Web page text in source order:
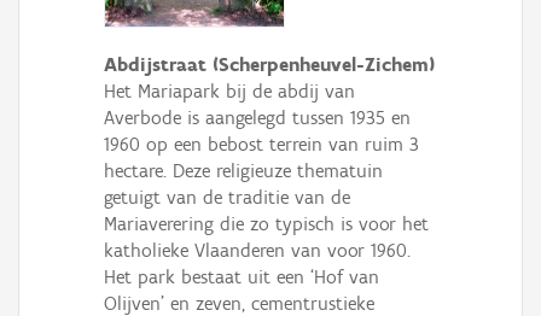
Abdijstraat (Scherpenheuvel-Zichem)
Het Mariapark bij de abdij van
Averbode is aangelegd tussen 1935 en
1960 op een bebost terrein van ruim 3
hectare. Deze religieuze thematuin
getuigt van de traditie van de
Mariaverering die zo typisch is voor het
katholieke Vlaanderen van voor 1960.
Het park bestaat uit een ‘Hof van
Olijven’ en zeven, cementrustieke